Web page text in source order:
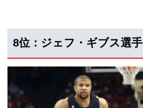
8位：ジェフ・ギブス選手